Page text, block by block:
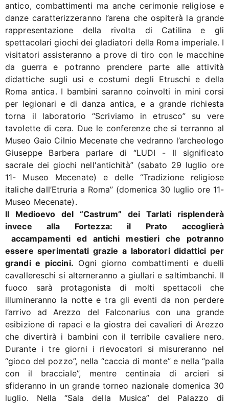
antico, combattimenti ma anche cerimonie religiose e
danze caratterizzeranno l’arena che ospiterà la grande
rappresentazione della rivolta di Catilina e gli
spettacolari giochi dei gladiatori della Roma imperiale. I
visitatori assisteranno a prove di tiro con le macchine
da guerra e potranno prendere parte alle attività
didattiche sugli usi e costumi degli Etruschi e della
Roma antica. I bambini saranno coinvolti in mini corsi
per legionari e di danza antica, e a grande richiesta
torna il laboratorio “Scriviamo in etrusco” su vere
tavolette di cera. Due le conferenze che si terranno al
Museo Gaio Cilnio Mecenate che vedranno l’archeologo
Giuseppe Barbera parlare di “LUDI - Il significato
sacrale dei giochi nell'antichità” (sabato 29 luglio ore
11- Museo Mecenate) e delle “Tradizione religiose
italiche dall’Etruria a Roma” (domenica 30 luglio ore 11-
Museo Mecenate).
Il Medioevo del “Castrum” dei Tarlati risplenderà
invece alla Fortezza: il Prato accoglierà
accampamenti ed antichi mestieri che potranno
essere sperimentati grazie a laboratori didattici per
grandi e piccini. Ogni giorno combattimenti e duelli
cavallereschi si alterneranno a giullari e saltimbanchi. Il
fuoco sarà protagonista di molti spettacoli che
illumineranno la notte e tra gli eventi da non perdere
l’arrivo ad Arezzo del Falconarius con una grande
esibizione di rapaci e la giostra dei cavalieri di Arezzo
che divertirà i bambini con il terribile cavaliere nero.
Durante i tre giorni i rievocatori si misureranno nel
“gioco del pozzo”, nella “caccia di monte” e nella “palla
con il bracciale”, mentre centinaia di arcieri si
sfideranno in un grande torneo nazionale domenica 30
luglio. Nella “Sala della Musica” del Palazzo di